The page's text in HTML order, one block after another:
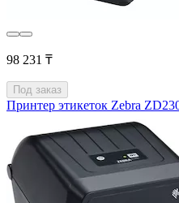
98 231 ₸
Под заказ
Принтер этикеток Zebra